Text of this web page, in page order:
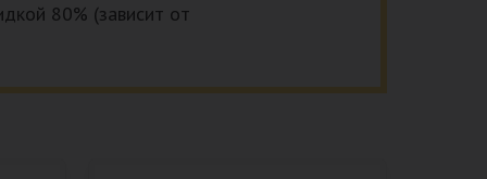
80% (зависит от